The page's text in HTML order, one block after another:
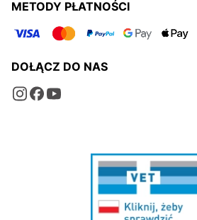
METODY PŁATNOŚCI
DOŁĄCZ DO NAS